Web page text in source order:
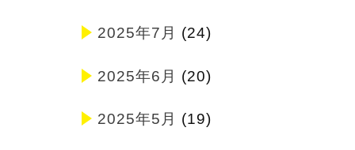
2025年7月 (24)
2025年6月 (20)
2025年5月 (19)